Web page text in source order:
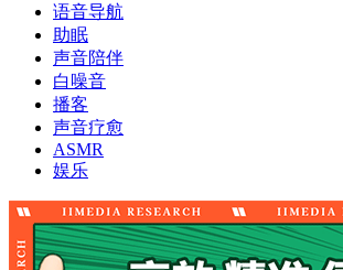
语音导航
助眠
声音陪伴
白噪音
播客
声音疗愈
ASMR
娱乐